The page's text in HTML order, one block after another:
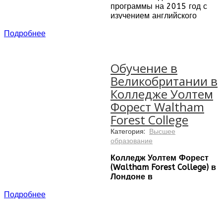
программы на 2015 год с
изучением английского
Канаде
открыты для студентов с
уровнем английского от
начального до
продвинутого, с уроками
фокусирующимися на
развитии основных
языковых навыков. Наши
уроки - стимулирующие,
насыщенные и
обеспечивают отличные
образовательное
возможности. Программы
Подробнее
Обучение в
Великобритании в
Колледже Уолтем
Форест Waltham
Forest College
Категория: Высшее
образование
Колледж Уолтем Форест
(Waltham Forest College) в
Лондоне в
Подробнее